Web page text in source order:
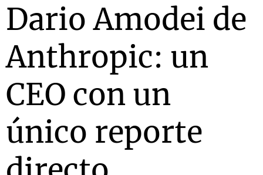
Dario Amodei de
Anthropic: un
CEO con un
único reporte